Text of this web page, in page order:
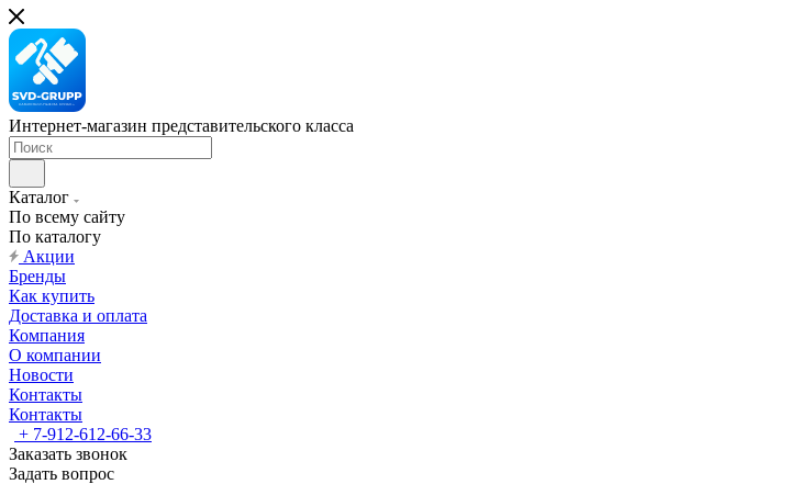
Интернет-магазин представительского класса
Каталог
По всему сайту
По каталогу
Акции
Бренды
Как купить
Доставка и оплата
Компания
О компании
Новости
Контакты
Контакты
+ 7-912-612-66-33
Заказать звонок
Задать вопрос